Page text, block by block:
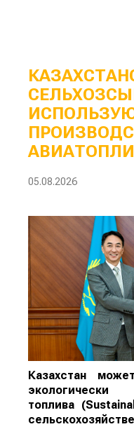
05.08.2026
Казахстан
экологически
топлива